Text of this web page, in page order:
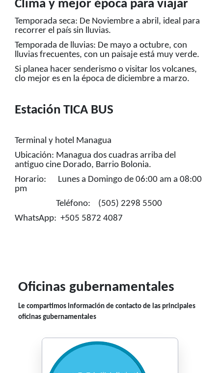
Clima y mejor época para viajar
Temporada seca: De Noviembre a abril, ideal para
recorrer el país sin lluvias.
Temporada de lluvias: De mayo a octubre, con
lluvias frecuentes, con un paisaje está muy verde.
Si planea hacer senderismo o visitar los volcanes,
clo mejor es en la época de diciembre a marzo.
Estación TICA BUS
Terminal y hotel Managua
Ubicación: Managua dos cuadras arriba del
antiguo cine Dorado, Barrio Bolonia.
Horario: Lunes a Domingo de 06:00 am a 08:00
pm
Teléfono: (505) 2298 5500
WhatsApp: +505 5872 4087
Oficinas gubernamentales
Le compartimos información de contacto de las principales
oficinas gubernamentales